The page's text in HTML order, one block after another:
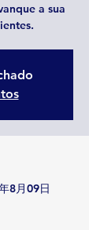
a sua
8月09日